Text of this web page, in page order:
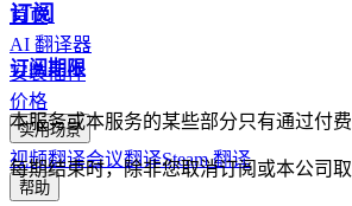
首页
AI 翻译器
安装插件
价格
实用场景
视频翻译会议翻译Steam 翻译
帮助
订阅
订阅期限
本服务或本服务的某些部分只有通过付
每期结束时，除非您取消订阅或本公司